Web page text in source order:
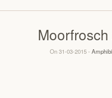
On 31-03-2015 -